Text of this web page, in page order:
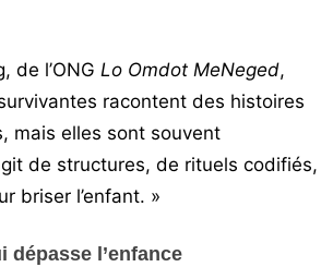
de l’ONG Lo Omdot MeNeged,
racontent des histoires
mais elles sont souvent
de structures, de rituels codifiés,
briser l’enfant. »
dépasse l’enfance